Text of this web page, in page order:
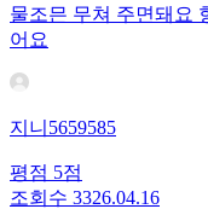
물조믄 무쳐 주면돼요
어요
지니5659585
평점 5점
조회수 3326.04.16